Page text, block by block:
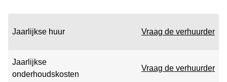
Jaarlijkse huur Vraag de verhuurder
Jaarlijkse
onderhoudskosten
Vraag de verhuurder